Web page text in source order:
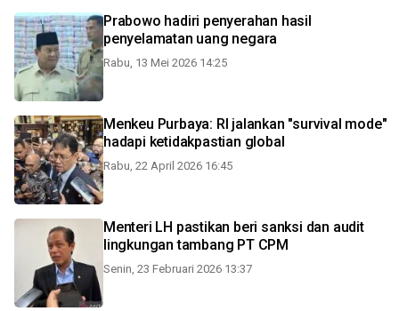
Prabowo hadiri penyerahan hasil
penyelamatan uang negara
Rabu, 13 Mei 2026 14:25
Menkeu Purbaya: RI jalankan "survival mode"
hadapi ketidakpastian global
Rabu, 22 April 2026 16:45
Menteri LH pastikan beri sanksi dan audit
lingkungan tambang PT CPM
Senin, 23 Februari 2026 13:37